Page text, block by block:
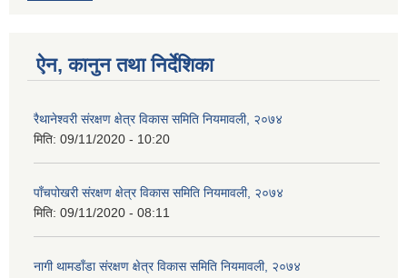
ऐन, कानुन तथा निर्देशिका
रैथानेश्वरी संरक्षण क्षेत्र विकास समिति नियमावली, २०७४
मिति: 09/11/2020 - 10:20
पाँचपोखरी संरक्षण क्षेत्र विकास समिति नियमावली, २०७४
मिति: 09/11/2020 - 08:11
नागी थामडाँडा संरक्षण क्षेत्र विकास समिति नियमावली, २०७४